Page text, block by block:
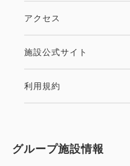
アクセス
施設公式サイト
利用規約
グループ施設情報